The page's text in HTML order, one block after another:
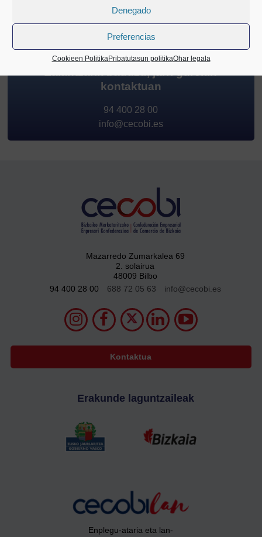
Denegado
Preferencias
Cookieen PolitikaPribatutasun politikaOhar legala
kontaktuan
94 400 28 00
info@cecobi.es
Mazarredo Zumarkalea 69
2. solairua
48009 Bilbo
94 400 28 00
688 72 05 63 info@cecobi.es
Kontaktua
Erakunde laguntzaileak
Enplegu-ataria eta lan-